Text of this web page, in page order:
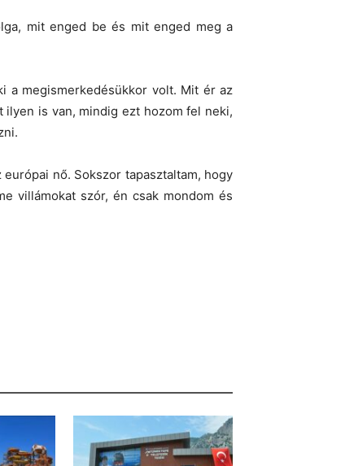
mit enged be és mit enged meg a
a megismerkedésükkor volt. Mit ér az
ilyen is van, mindig ezt hozom fel neki,
nő. Sokszor tapasztaltam, hogy
villámokat szór, én csak mondom és